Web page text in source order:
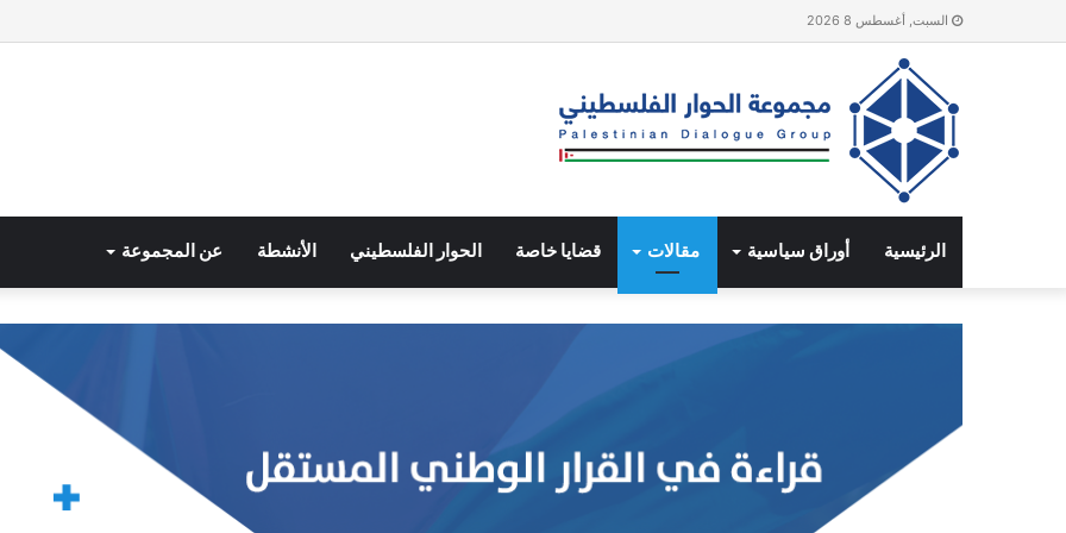
السبت, أغسطس 8 2026
الرئيسية أوراق سياسية مقالات قضايا خاصة الحوار الفلسطيني الأنشطة عن المجموعة